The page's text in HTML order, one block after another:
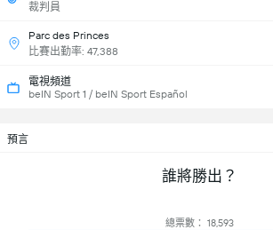
裁判員
Parc des Princes
比賽出勤率: 47,388
電視頻道
beIN Sport 1 / beIN Sport Español
預言
誰將勝出？
總票數： 18,593